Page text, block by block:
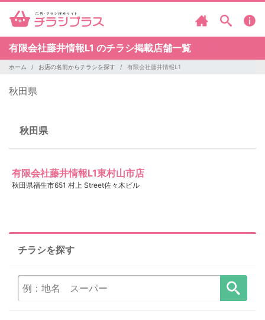
有限会社藤井情報L1 のチラシ掲載店舗一覧
ホーム お店の名前からチラシを探す 有限会社藤井情報L1
秋田県
秋田県
有限会社藤井情報L1東村山市店
秋田県福生市651 村上 Street佐々木ビル
チラシを探す